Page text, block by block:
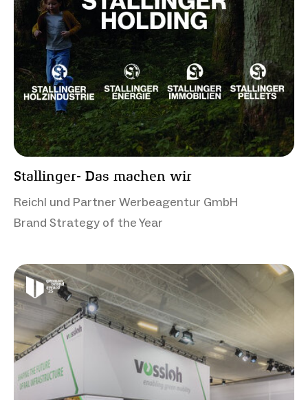
Stallinger- Das machen wir
Reichl und Partner Werbeagentur GmbH
Brand Strategy of the Year